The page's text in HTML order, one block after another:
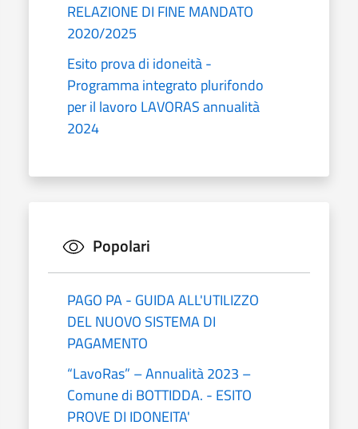
RELAZIONE DI FINE MANDATO
2020/2025
Esito prova di idoneità -
Programma integrato plurifondo
per il lavoro LAVORAS annualità
2024
Popolari
PAGO PA - GUIDA ALL'UTILIZZO
DEL NUOVO SISTEMA DI
PAGAMENTO
“LavoRas” – Annualità 2023 –
Comune di BOTTIDDA. - ESITO
PROVE DI IDONEITA'